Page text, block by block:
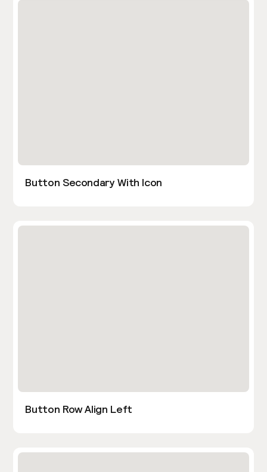
Button Secondary With Icon
Button Row Align Left